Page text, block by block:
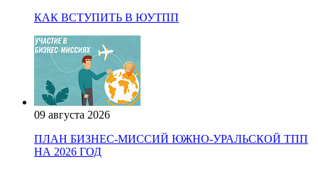
КАК ВСТУПИТЬ В ЮУТПП
09 августа 2026
ПЛАН БИЗНЕС-МИССИЙ ЮЖНО-УРАЛЬСКОЙ ТПП
НА 2026 ГОД